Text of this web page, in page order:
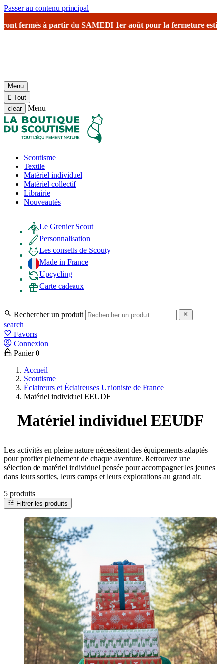
Passer au contenu principal
à partir du SAMEDI 1er aoûtpour la fermeture estivaleavec
Menu
 Tout
clear
Menu
Scoutisme
Textile
Matériel individuel
Matériel collectif
Librairie
Nouveautés
Le Grenier Scout
Personnalisation
Les conseils de Scouty
Made in France
Upcycling
Carte cadeaux
 Rechercher un produit 
search
favorite_border Favoris
Connexion
Panier 0
Accueil
Scoutisme
Éclaireurs et Éclaireuses Unioniste de France
Matériel individuel EEUDF
Matériel individuel EEUDF
Les activités en pleine nature nécessitent des équipements adaptés
pour profiter pleinement de chaque aventure. Retrouvez une
sélection de matériel individuel pensée pour accompagner les jeunes
dans leurs sorties, leurs camps et leurs explorations au grand air.
5 produits
tune Filtrer les produits